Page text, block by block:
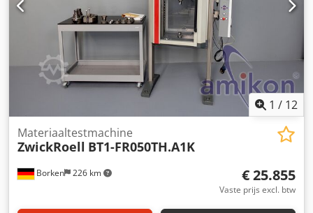
1 / 12
Borken 226 km
Materiaaltestmachine
ZwickRoell BT1-FR050TH.A1K
€ 25.855
Vaste prijs excl. btw